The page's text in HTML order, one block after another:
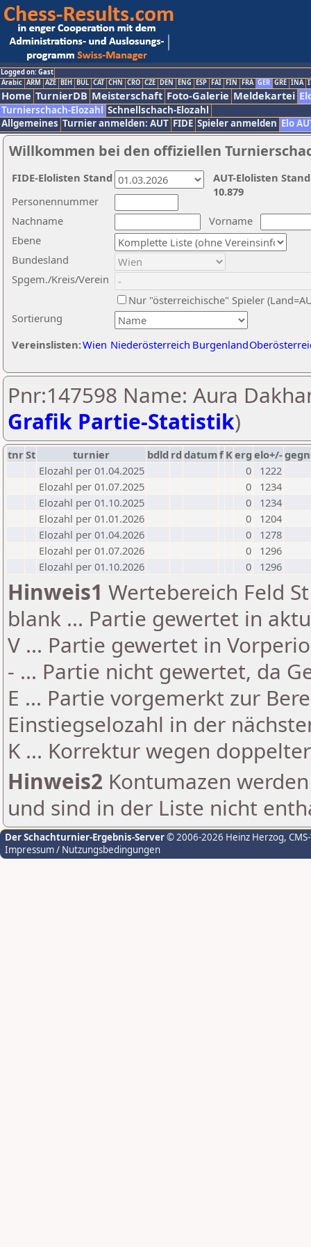
Logged on: Gast
Arabic ARM AZE BIH BUL CAT CHN CRO CZE DEN ENG ESP FAI FIN FRA GER GRE INA
Home TurnierDB Meisterschaft Foto-Galerie Meldekartei
Turnierschach-Elozahl Schnellschach-Elozahl
Allgemeines Turnier anmelden: AUT FIDE Spieler anmelden Elo
Willkommen bei den offiziellen
Nachname
Vorname
Ebene
Sortierung
Personennummer
Bundesland
Spgem./Kreis/Verein
Nur "österreichische" Spieler
Vereinslisten:Wien Niederösterreich Burgenland
AUT-Elolisten
10.879
FIDE-Elolisten Stand
Pnr:147598 Name: Aura
Grafik Partie-Statistik)
tnrSt turnier bdld rd datumf Kerg elo+/-
Elozahl per 01.04.2025
0
1222
Elozahl per 01.07.2025
0
1234
Elozahl per 01.10.2025
0
1234
Elozahl per 01.01.2026
0
1204
Elozahl per 01.04.2026
0
1278
Elozahl per 01.07.2026
0
1296
Elozahl per 01.10.2026
0 1296
Hinweis1 Wertebereich Feld
blank ... Partie gewertet in
V ... Partie gewertet in
- ... Partie nicht gewertet, da
E ... Partie vorgemerkt zur
Einstiegselozahl in der
K ... Korrektur wegen
Hinweis2 Kontumazen
und sind in der Liste nicht
Der Schachturnier-Ergebnis-Server© 2006-2026 Heinz Herzog,
Impressum / Nutzungsbedingungen